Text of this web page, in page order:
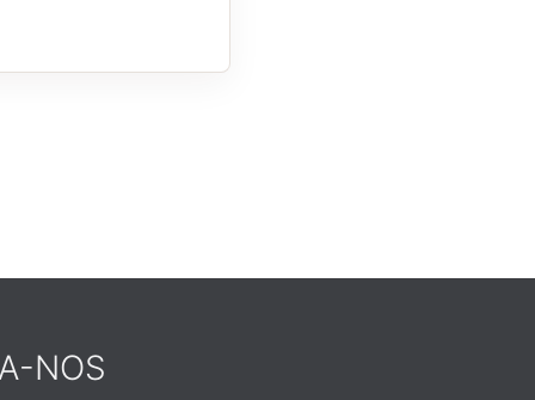
NOS